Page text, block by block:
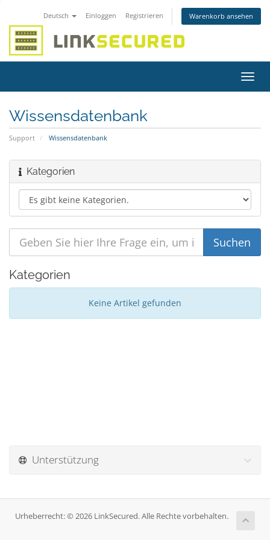
Deutsch Einloggen Registrieren Warenkorb ansehen
ein-/
Wissensdatenbank
Support Wissensdatenbank
Kategorien
Kategorien
Keine Artikel gefunden
Unterstützung
Urheberrecht: © 2026 LinkSecured. Alle Rechte vorbehalten.